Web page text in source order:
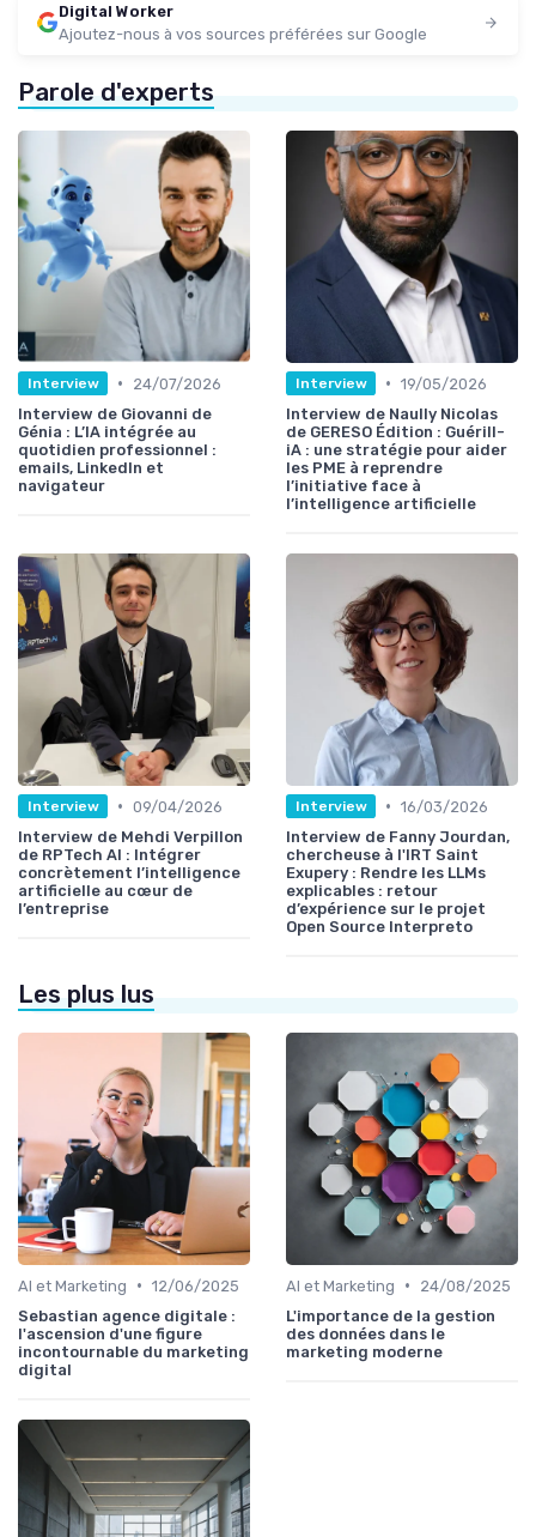
Digital Worker
Ajoutez-nous à vos sources préférées sur Google
Parole d'experts
Interview •
24/07/2026
Interview de Giovanni de
Génia : L’IA intégrée au
quotidien professionnel :
emails, LinkedIn et
navigateur
Interview • 19/05/2026
Interview de Naully Nicolas
de GERESO Édition : Guérill-
iA : une stratégie pour aider
les PME à reprendre
l’initiative face à
l’intelligence artificielle
Interview • 09/04/2026
Interview de Mehdi Verpillon
de RPTech AI : Intégrer
concrètement l’intelligence
artificielle au cœur de
l’entreprise
Interview • 16/03/2026
Interview de Fanny Jourdan,
chercheuse à l'IRT Saint
Exupery : Rendre les LLMs
explicables : retour
d’expérience sur le projet
Open Source Interpreto
Les plus lus
AI et Marketing • 12/06/2025
Sebastian agence digitale :
l'ascension d'une figure
incontournable du marketing
digital
AI et Marketing •
24/08/2025
L'importance de la gestion
des données dans le
marketing moderne